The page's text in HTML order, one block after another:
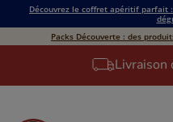
Découvrez le coffret apéritif parfait
Packs Découverte : des
Livraison